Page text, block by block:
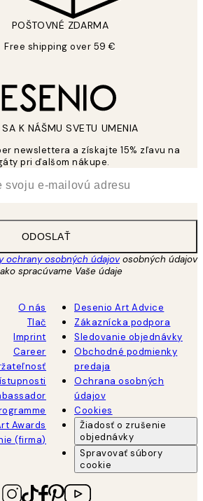
POŠTOVNÉ ZDARMA
Free shipping over 59 €
SA K NÁŠMU SVETU UMENIA
newslettera a získajte 15% zľavu na
pri ďalšom nákupe.
ODOSLAŤ
ochrany osobných údajovosobných údajov
spracúvame Vaše údaje
O nás
Tlač
Imprint
Career
Awards
(firma)
Desenio Art Advice
Zákaznícka podpora
Sledovanie objednávky
Obchodné podmienky
predaja
Ochrana osobných
údajov
Cookies
Žiadosť o zrušenie
objednávky
Spravovať súbory
cookie